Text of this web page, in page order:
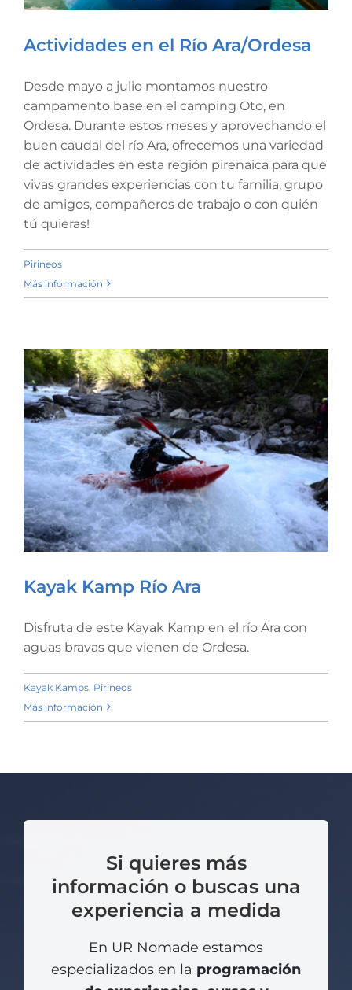
Actividades en el Río
Ara/Ordesa
Actividades en el Río Ara/Ordesa
Desde mayo a julio montamos nuestro
campamento base en el camping Oto, en
Ordesa. Durante estos meses y aprovechando el
buen caudal del río Ara, ofrecemos una variedad
de actividades en esta región pirenaica para que
vivas grandes experiencias con tu familia, grupo
de amigos, compañeros de trabajo o con quién
tú quieras!
Pirineos
Más información
Kayak Kamp Río Ara
Kayak Kamp Río Ara
Disfruta de este Kayak Kamp en el río Ara con
aguas bravas que vienen de Ordesa.
Kayak Kamps Pirineos
Más información
Si quieres más
información o buscas una
experiencia a medida
En UR Nomade estamos
especializados en la programación